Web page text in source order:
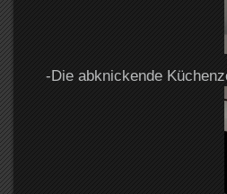
-Die abknickende